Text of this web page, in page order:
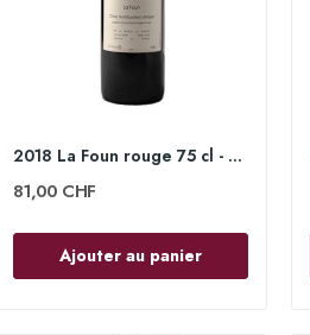
2018 La Foun rouge 75 cl - Domaine Gauby
81,00 CHF
Ajouter au panier